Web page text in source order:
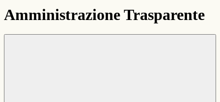
Amministrazione Trasparente